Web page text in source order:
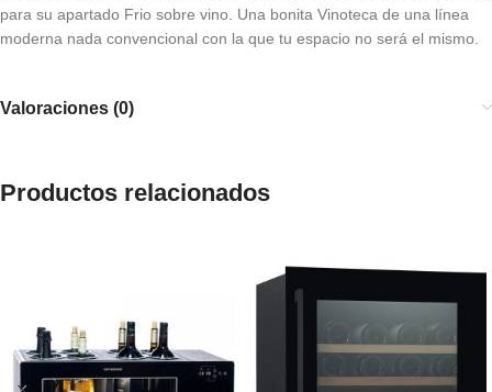
para su apartado Frio sobre vino. Una bonita Vinoteca de una línea
moderna nada convencional con la que tu espacio no será el mismo.
Valoraciones (0)
Productos relacionados